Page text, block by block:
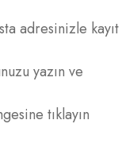
adresinizle kayıt
yazın ve
tıklayın